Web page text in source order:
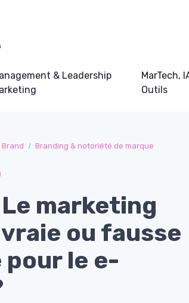
& Leadership
MarTech,
Outils
Branding & notoriété de marque
Le marketing
ou fausse
le e-